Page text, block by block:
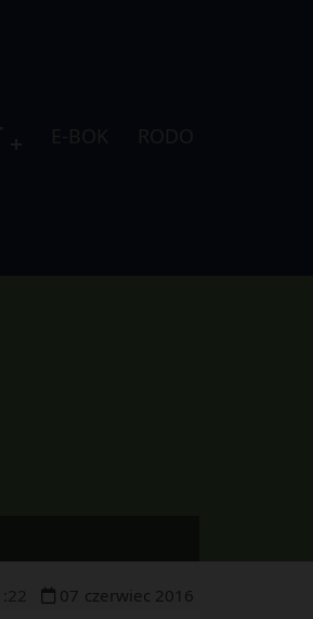
22 07 czerwiec 2016